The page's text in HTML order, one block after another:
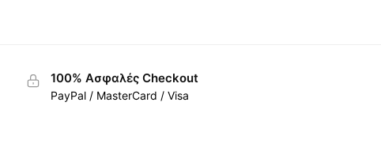
100% Ασφαλές Checkout
PayPal / MasterCard / Visa